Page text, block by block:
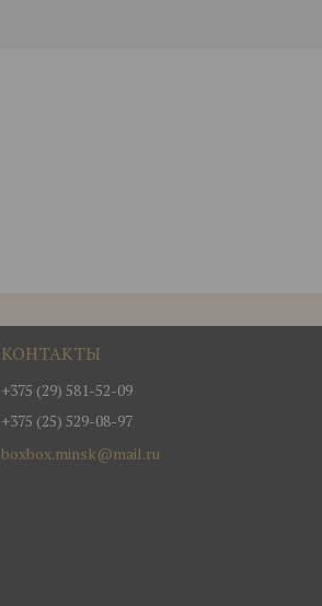
+375 (29) 581-52-09
+375 (25) 529-08-97
boxbox.minsk@mail.ru